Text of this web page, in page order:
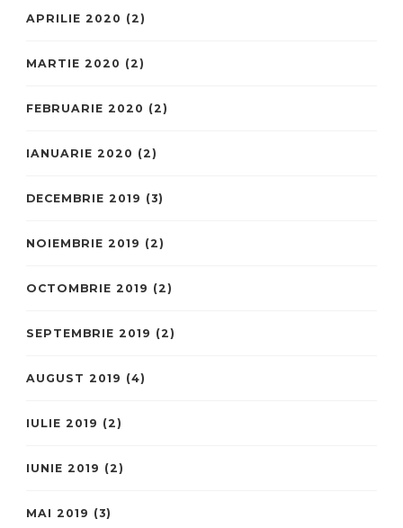
APRILIE 2020 (2)
MARTIE 2020 (2)
FEBRUARIE 2020 (2)
IANUARIE 2020 (2)
DECEMBRIE 2019 (3)
NOIEMBRIE 2019 (2)
OCTOMBRIE 2019 (2)
SEPTEMBRIE 2019 (2)
AUGUST 2019 (4)
IULIE 2019 (2)
IUNIE 2019 (2)
MAI 2019 (3)